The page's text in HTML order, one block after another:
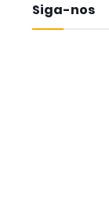
Siga-nos